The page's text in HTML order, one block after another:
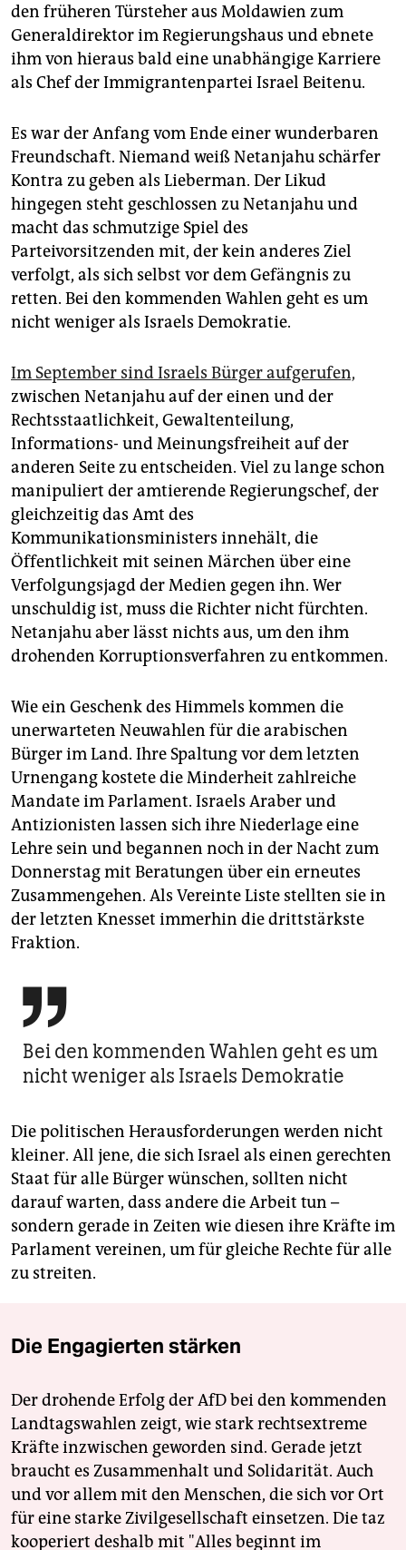
den früheren Türsteher aus Moldawien zum
Generaldirektor im Regierungshaus und ebnete
ihm von hieraus bald eine unabhängige Karriere
als Chef der Immigrantenpartei Israel Beitenu.
Es war der Anfang vom Ende einer wunderbaren
Freundschaft. Niemand weiß Netanjahu schärfer
Kontra zu geben als Lieberman. Der Likud
hingegen steht geschlossen zu Netanjahu und
macht das schmutzige Spiel des
Parteivorsitzenden mit, der kein anderes Ziel
verfolgt, als sich selbst vor dem Gefängnis zu
retten. Bei den kommenden Wahlen geht es um
nicht weniger als Israels Demokratie.
Im September sind Israels Bürger aufgerufen,
zwischen Netanjahu auf der einen und der
Rechtsstaatlichkeit, Gewaltenteilung,
Informations- und Meinungsfreiheit auf der
anderen Seite zu entscheiden. Viel zu lange schon
manipuliert der amtierende Regierungschef, der
gleichzeitig das Amt des
Kommunikationsministers innehält, die
Öffentlichkeit mit seinen Märchen über eine
Verfolgungsjagd der Medien gegen ihn. Wer
unschuldig ist, muss die Richter nicht fürchten.
Netanjahu aber lässt nichts aus, um den ihm
drohenden Korruptionsverfahren zu entkommen.
Wie ein Geschenk des Himmels kommen die
unerwarteten Neuwahlen für die arabischen
Bürger im Land. Ihre Spaltung vor dem letzten
Urnengang kostete die Minderheit zahlreiche
Mandate im Parlament. Israels Araber und
Antizionisten lassen sich ihre Niederlage eine
Lehre sein und begannen noch in der Nacht zum
Donnerstag mit Beratungen über ein erneutes
Zusammengehen. Als Vereinte Liste stellten sie in
der letzten Knesset immerhin die drittstärkste
Fraktion.

Bei den kommenden Wahlen geht es um
nicht weniger als Israels Demokratie
Die politischen Herausforderungen werden nicht
kleiner. All jene, die sich Israel als einen gerechten
Staat für alle Bürger wünschen, sollten nicht
darauf warten, dass andere die Arbeit tun –
sondern gerade in Zeiten wie diesen ihre Kräfte im
Parlament vereinen, um für gleiche Rechte für alle
zu streiten.
Die Engagierten stärken
Der drohende Erfolg der AfD bei den kommenden
Landtagswahlen zeigt, wie stark rechtsextreme
Kräfte inzwischen geworden sind. Gerade jetzt
braucht es Zusammenhalt und Solidarität. Auch
und vor allem mit den Menschen, die sich vor Ort
für eine starke Zivilgesellschaft einsetzen. Die taz
kooperiert deshalb mit "Alles beginnt im